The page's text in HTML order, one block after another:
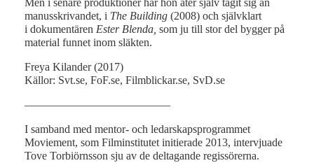
Men i senare produktioner har hon åter själv tagit sig an
manusskrivandet, i The Building (2008) och självklart
i dokumentären Ester Blenda, som ju till stor del bygger på
material funnet inom släkten.
Freya Kilander (2017)
Källor: Svt.se, FoF.se, Filmblickar.se, SvD.se
—————————————
I samband med mentor- och ledarskapsprogrammet
Moviement, som Filminstitutet initierade 2013, intervjuade
Tove Torbiörnsson sju av de deltagande regissörerna.